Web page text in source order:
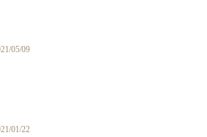
05/09
01/22